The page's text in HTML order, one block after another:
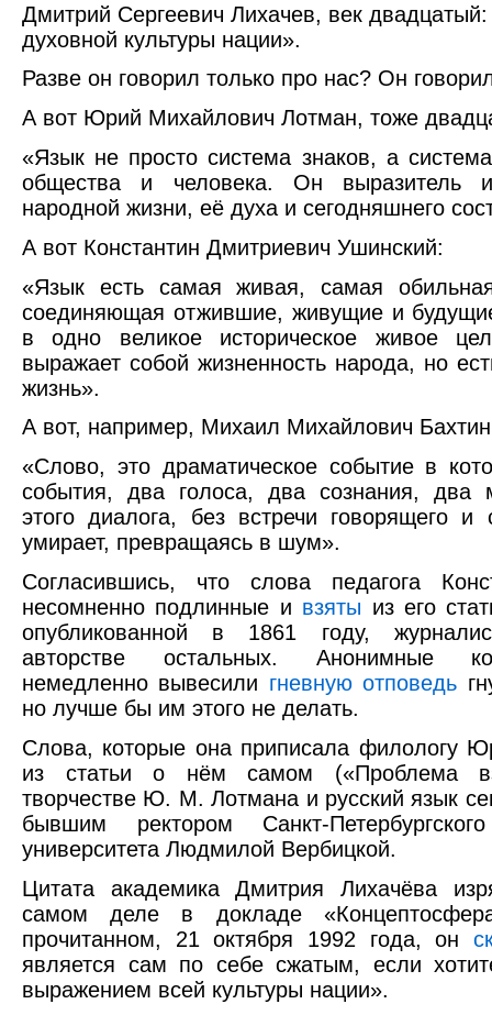
Дмитрий Сергеевич Лихачев, век
духовной культуры нации».
Разве он говорил только про нас? Он
А вот Юрий Михайлович Лотман, тоже
«Язык не просто система знаков, а
общества и человека. Он выразитель
народной жизни, её духа и сегодняшнего
А вот Константин Дмитриевич Ушинский:
«Язык есть самая живая, самая
соединяющая отжившие, живущие и
в одно великое историческое живое
выражает собой жизненность народа, но
жизнь».
А вот, например, Михаил Михайлович
«Слово, это драматическое событие в
события, два голоса, два сознания, два
этого диалога, без встречи говорящего
умирает, превращаясь в шум».
Согласившись, что слова педагога
несомненно подлинные и взяты из его
опубликованной в 1861 году,
авторстве остальных. Анонимные
немедленно вывесили гневную отповедь
но лучше бы им этого не делать.
Слова, которые она приписала филологу
из статьи о нём самом («Проблема
творчестве Ю. М. Лотмана и русский язык
бывшим ректором Санкт-Петербургского
университета Людмилой Вербицкой.
Цитата академика Дмитрия Лихачёва
самом деле в докладе
прочитанном, 21 октября 1992 года, он
является сам по себе сжатым, если
выражением всей культуры нации».